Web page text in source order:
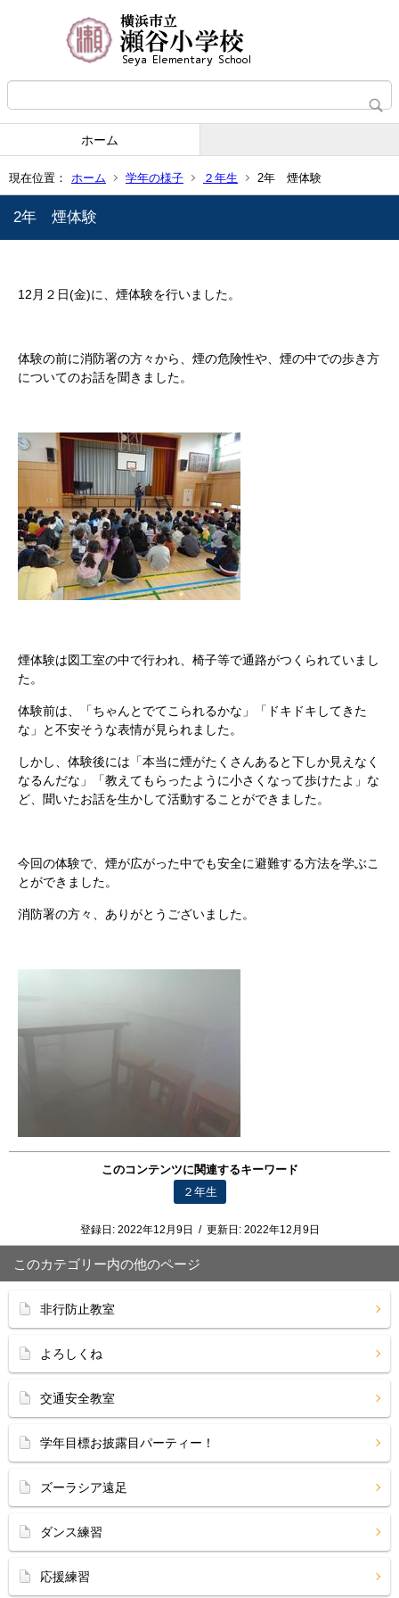
ホーム
現在位置： ホーム 学年の様子 ２年生 2年 煙体験
2年 煙体験
12月２日(金)に、煙体験を行いました。
体験の前に消防署の方々から、煙の危険性や、煙の中での歩き方
についてのお話を聞きました。
煙体験は図工室の中で行われ、椅子等で通路がつくられていまし
た。
体験前は、「ちゃんとでてこられるかな」「ドキドキしてきた
な」と不安そうな表情が見られました。
しかし、体験後には「本当に煙がたくさんあると下しか見えなく
なるんだな」「教えてもらったように小さくなって歩けたよ」な
ど、聞いたお話を生かして活動することができました。
今回の体験で、煙が広がった中でも安全に避難する方法を学ぶこ
とができました。
消防署の方々、ありがとうございました。
このコンテンツに関連するキーワード
２年生
登録日: 2022年12月9日 / 更新日: 2022年12月9日
このカテゴリー内の他のページ
非行防止教室
よろしくね
交通安全教室
学年目標お披露目パーティー！
ズーラシア遠足
ダンス練習
応援練習